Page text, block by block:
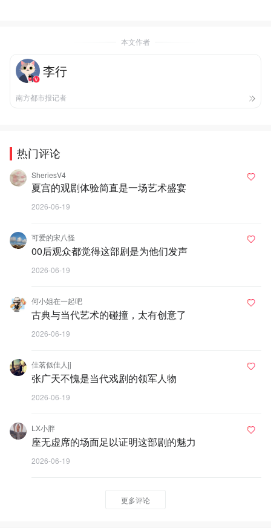
本文作者
李行
南方都市报记者
热门评论
SheriesV4
夏宫的观剧体验简直是一场艺术盛宴
2026-06-19
可爱的宋八怪
00后观众都觉得这部剧是为他们发声
2026-06-19
何小姐在一起吧
古典与当代艺术的碰撞，太有创意了
2026-06-19
佳茗似佳人jj
张广天不愧是当代戏剧的领军人物
2026-06-19
LX小胖
座无虚席的场面足以证明这部剧的魅力
2026-06-19
更多评论